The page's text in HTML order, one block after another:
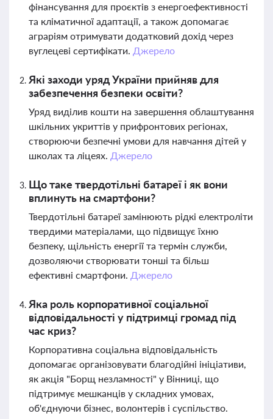
фінансування для проєктів з енергоефективності
та кліматичної адаптації, а також допомагає
аграріям отримувати додатковий дохід через
вуглецеві сертифікати. Джерело
Які заходи уряд України прийняв для
забезпечення безпеки освіти?
Уряд виділив кошти на завершення облаштування
шкільних укриттів у прифронтових регіонах,
створюючи безпечні умови для навчання дітей у
школах та ліцеях. Джерело
Що таке твердотільні батареї і як вони
вплинуть на смартфони?
Твердотільні батареї замінюють рідкі електроліти
твердими матеріалами, що підвищує їхню
безпеку, щільність енергії та термін служби,
дозволяючи створювати тонші та більш
ефективні смартфони. Джерело
Яка роль корпоративної соціальної
відповідальності у підтримці громад під
час криз?
Корпоративна соціальна відповідальність
допомагає організовувати благодійні ініціативи,
як акція "Борщ незламності" у Вінниці, що
підтримує мешканців у складних умовах,
об'єднуючи бізнес, волонтерів і суспільство.